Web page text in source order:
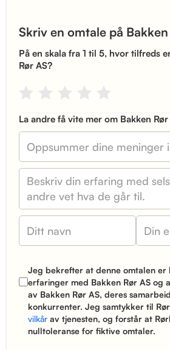
Skriv en omtale på Bakken
På en skala fra 1 til 5, hvor tilfreds
Rør AS?
La andre få vite mer om Bakken Rør
Jeg bekrefter at denne omtalen er
erfaringer med Bakken Rør AS og
av Bakken Rør AS, deres
konkurrenter. Jeg samtykker til
vilkårav tjenesten, og forstår at
nulltoleranse for fiktive omtaler.